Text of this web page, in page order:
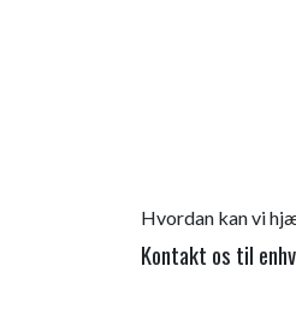
Hvordan kan vi
Kontakt os til